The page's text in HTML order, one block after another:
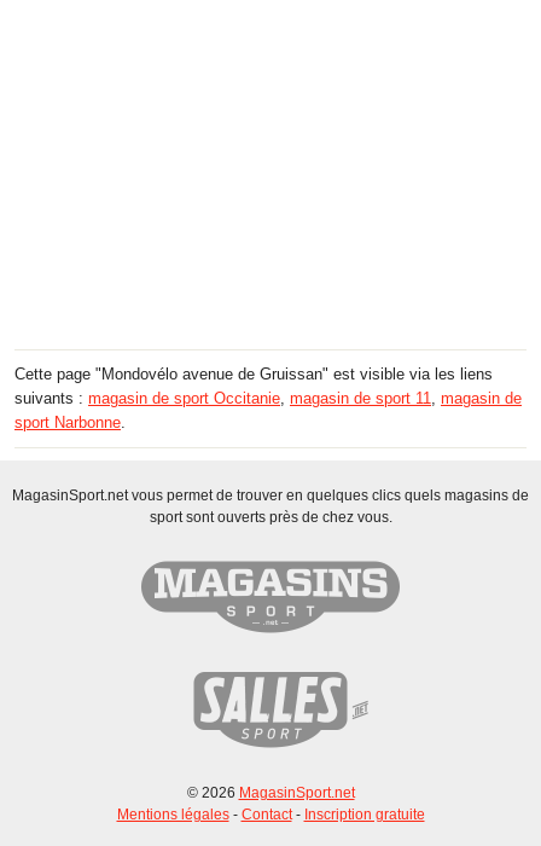
Cette page "Mondovélo avenue de Gruissan" est visible via les liens
suivants : magasin de sport Occitanie magasin de sport 11
magasin de
sport Narbonne
MagasinSport.net vous permet de trouver en quelques clics quels magasins de
sport sont ouverts près de chez vous.
© 2026 MagasinSport.net
Mentions légales- Contact- Inscription gratuite